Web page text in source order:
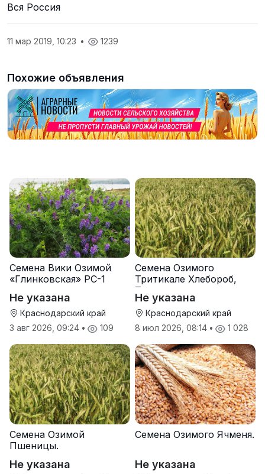
Вся Россия
11 мар 2019, 10:23 • 1239
Похожие объявления
Семена Вики Озимой
«Глинковская» РС-1
Не указана
Краснодарский край
3 авг 2026, 09:24 • 109
Семена Озимого
Тритикале Хлебороб,
Тихон
Не указана
Краснодарский край
8 июл 2026, 08:14 • 1 028
Семена Озимой
Пшеницы.
Не указана
Семена Озимого Ячменя.
Не указана